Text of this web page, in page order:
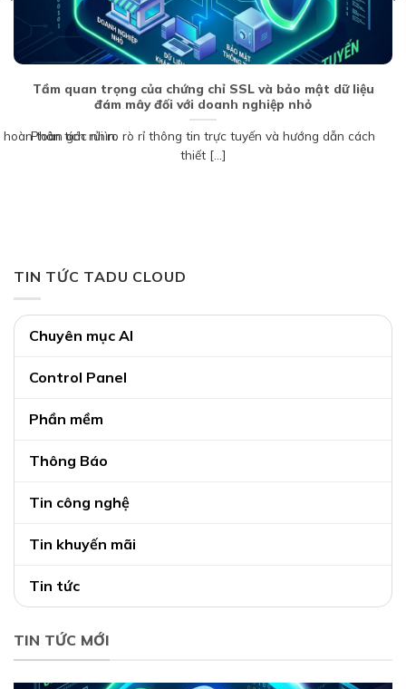
Tầm quan trọng của chứng chỉ SSL và bảo mật dữ liệu
đám mây đối với doanh nghiệp nhỏ
Phân tích rủi ro rò rỉ thông tin trực tuyến và hướng dẫn cách
thiết [...]
toàn góc nhìn.
TIN TỨC TADU CLOUD
Chuyên mục AI
Control Panel
Phần mềm
Thông Báo
Tin công nghệ
Tin khuyến mãi
Tin tức
TIN TỨC MỚI